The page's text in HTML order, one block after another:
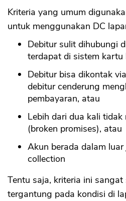
Kriteria yang umum
untuk menggunakan DC
Debitur sulit dihubungi
terdapat di sistem kartu
Debitur bisa dikontak
debitur cenderung
pembayaran, atau
Lebih dari dua kali
(broken promises), atau
Akun berada dalam
collection
Tentu saja, kriteria ini sangat
tergantung pada kondisi di